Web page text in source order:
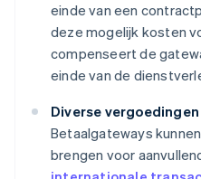
einde van een
deze mogelijk kosten
compenseert de
einde van de
Diverse vergoedingen
Betaalgateways
brengen voor